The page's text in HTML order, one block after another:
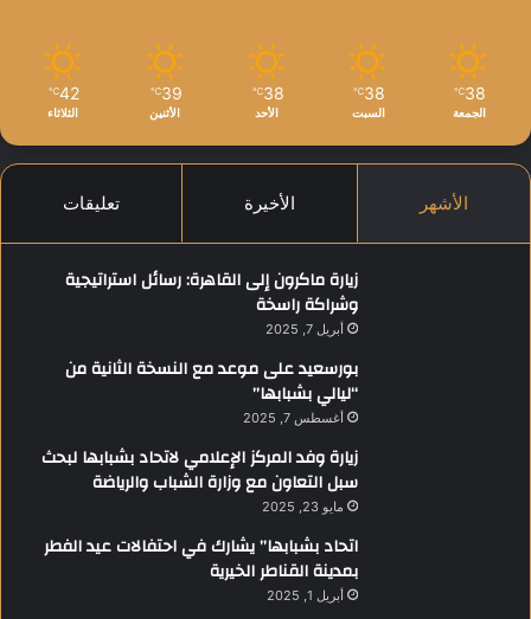
38
℃
الجمعة
38
℃
السبت
38
℃
الأحد
39
℃
الأثنين
42
℃
الثلاثاء
الأشهر الأخيرة تعليقات
زيارة ماكرون إلى القاهرة: رسائل استراتيجية
وشراكة راسخة
أبريل 7, 2025
بورسعيد على موعد مع النسخة الثانية من
“ليالي بشبابها”
أغسطس 7, 2025
زيارة وفد المركز الإعلامي لاتحاد بشبابها لبحث
سبل التعاون مع وزارة الشباب والرياضة
مايو 23, 2025
اتحاد بشبابها” يشارك في احتفالات عيد الفطر
بمدينة القناطر الخيرية
أبريل 1, 2025